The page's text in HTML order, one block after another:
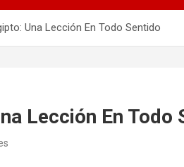
Una Lección En Todo Sentido
Lección En Todo